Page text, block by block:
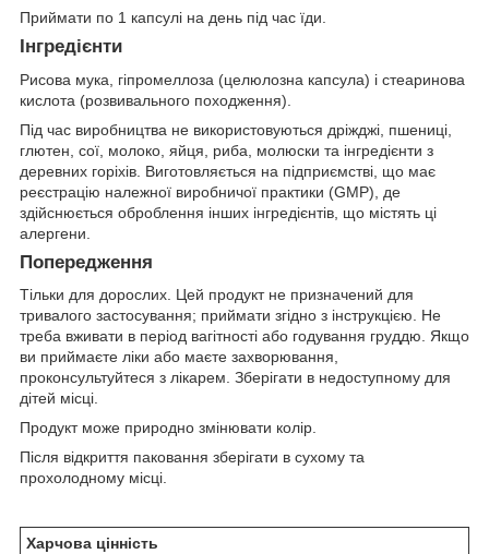
Приймати по 1 капсулі на день під час їди.
Інгредієнти
Рисова мука, гіпромеллоза (целюлозна капсула) і стеаринова
кислота (розвивального походження).
Під час виробництва не використовуються дріжджі, пшениці,
глютен, сої, молоко, яйця, риба, молюски та інгредієнти з
деревних горіхів. Виготовляється на підприємстві, що має
реєстрацію належної виробничої практики (GMP), де
здійснюється оброблення інших інгредієнтів, що містять ці
алергени.
Попередження
Тільки для дорослих. Цей продукт не призначений для
тривалого застосування; приймати згідно з інструкцією. Не
треба вживати в період вагітності або годування груддю. Якщо
ви приймаєте ліки або маєте захворювання,
проконсультуйтеся з лікарем. Зберігати в недоступному для
дітей місці.
Продукт може природно змінювати колір.
Після відкриття паковання зберігати в сухому та
прохолодному місці.
Харчова цінність